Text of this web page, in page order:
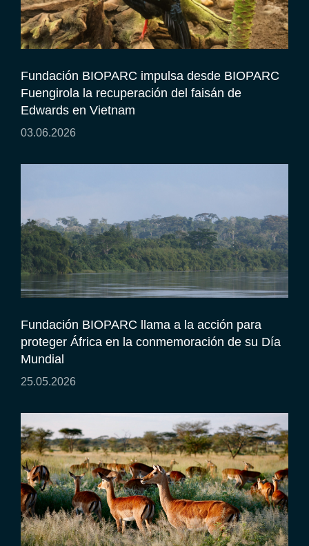
Fundación BIOPARC impulsa desde BIOPARC
Fuengirola la recuperación del faisán de
Edwards en Vietnam
03.06.2026
Fundación BIOPARC llama a la acción para
proteger África en la conmemoración de su Día
Mundial
25.05.2026